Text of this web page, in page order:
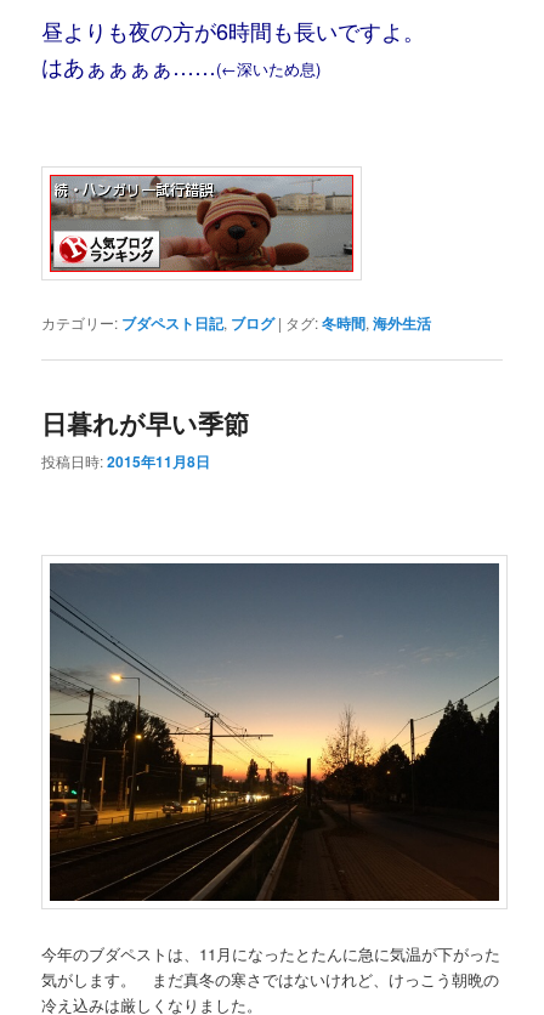
昼よりも夜の方が6時間も長いですよ。
はあぁぁぁぁ……(←深いため息)
カテゴリー: ブダペスト日記, ブログ | タグ:冬時間,海外生活
日暮れが早い季節
投稿日時:2015年11月8日
今年のブダペストは、11月になったとたんに急に気温が下がった
気がします。 まだ真冬の寒さではないけれど、けっこう朝晩の
冷え込みは厳しくなりました。